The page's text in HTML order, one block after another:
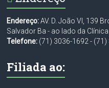
Endereço:AV. D. João VI, 139
Salvador Ba - ao lado da
Telefone: (71) 3036-1692- (71)
Filiada ao: